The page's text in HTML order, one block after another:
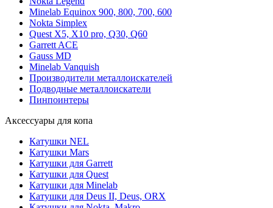
Minelab Equinox 900, 800, 700, 600
Nokta Simplex
Quest X5, X10 pro, Q30, Q60
Garrett ACE
Gauss MD
Minelab Vanquish
Производители металлоискателей
Подводные металлоискатели
Пинпоинтеры
Аксессуары для копа
Катушки NEL
Катушки Mars
Катушки для Garrett
Катушки для Quest
Катушки для Minelab
Катушки для Deus II, Deus, ORX